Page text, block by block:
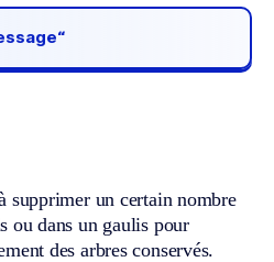
supprimer un certain nombre
ou dans un gaulis pour
des arbres conservés.